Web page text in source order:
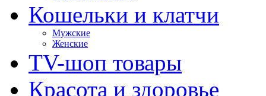
Кошельки и клатчи
Мужские
Женские
TV-шоп товары
Красота и здоровье